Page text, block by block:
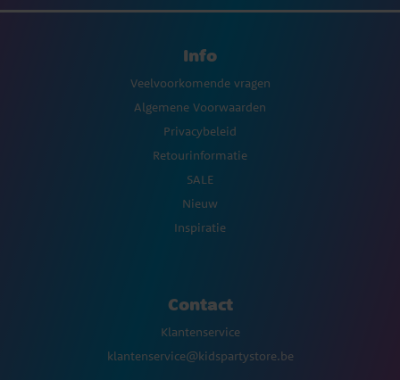
Info
Veelvoorkomende vragen
Algemene Voorwaarden
Privacybeleid
Retourinformatie
SALE
Nieuw
Inspiratie
Contact
Klantenservice
klantenservice@kidspartystore.be